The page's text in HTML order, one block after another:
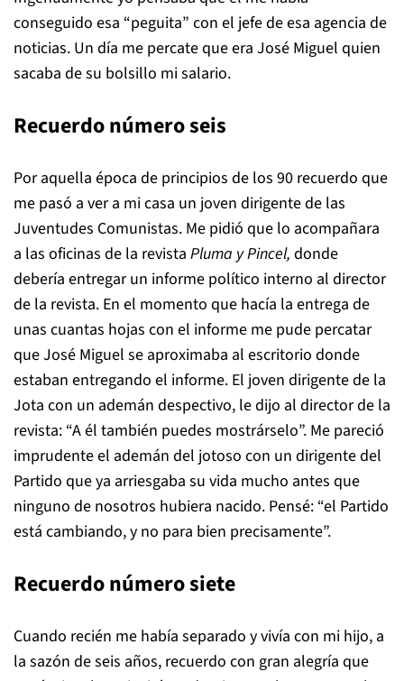
conseguido esa “peguita” con el jefe de esa agencia de
noticias. Un día me percate que era José Miguel quien
sacaba de su bolsillo mi salario.
Recuerdo número seis
Por aquella época de principios de los 90 recuerdo que
me pasó a ver a mi casa un joven dirigente de las
Juventudes Comunistas. Me pidió que lo acompañara
a las oficinas de la revista Pluma y Pincel, donde
debería entregar un informe político interno al director
de la revista. En el momento que hacía la entrega de
unas cuantas hojas con el informe me pude percatar
que José Miguel se aproximaba al escritorio donde
estaban entregando el informe. El joven dirigente de la
Jota con un ademán despectivo, le dijo al director de la
revista: “A él también puedes mostrárselo”. Me pareció
imprudente el ademán del jotoso con un dirigente del
Partido que ya arriesgaba su vida mucho antes que
ninguno de nosotros hubiera nacido. Pensé: “el Partido
está cambiando, y no para bien precisamente”.
Recuerdo número siete
Cuando recién me había separado y vivía con mi hijo, a
la sazón de seis años, recuerdo con gran alegría que